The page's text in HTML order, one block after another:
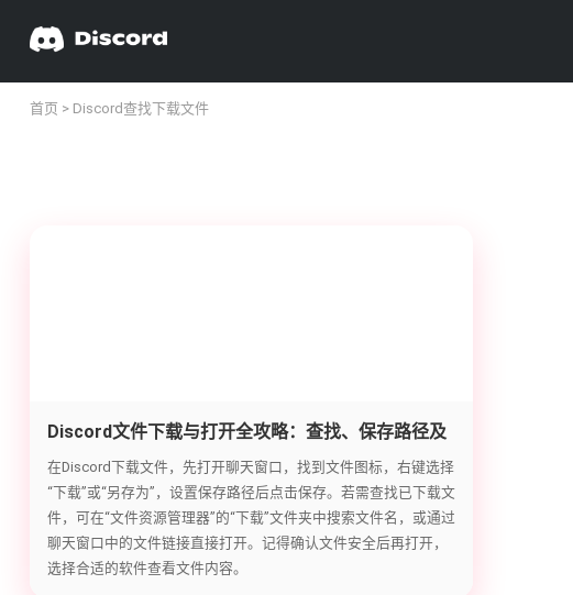
首页 > Discord查找下载文件
Discord文件下载与打开全攻略：查找、保存路径及
打开方法
在Discord下载文件，先打开聊天窗口，找到文件图标，右键选择
“下载”或“另存为”，设置保存路径后点击保存。若需查找已下载文
件，可在“文件资源管理器”的“下载”文件夹中搜索文件名，或通过
聊天窗口中的文件链接直接打开。记得确认文件安全后再打开，
选择合适的软件查看文件内容。